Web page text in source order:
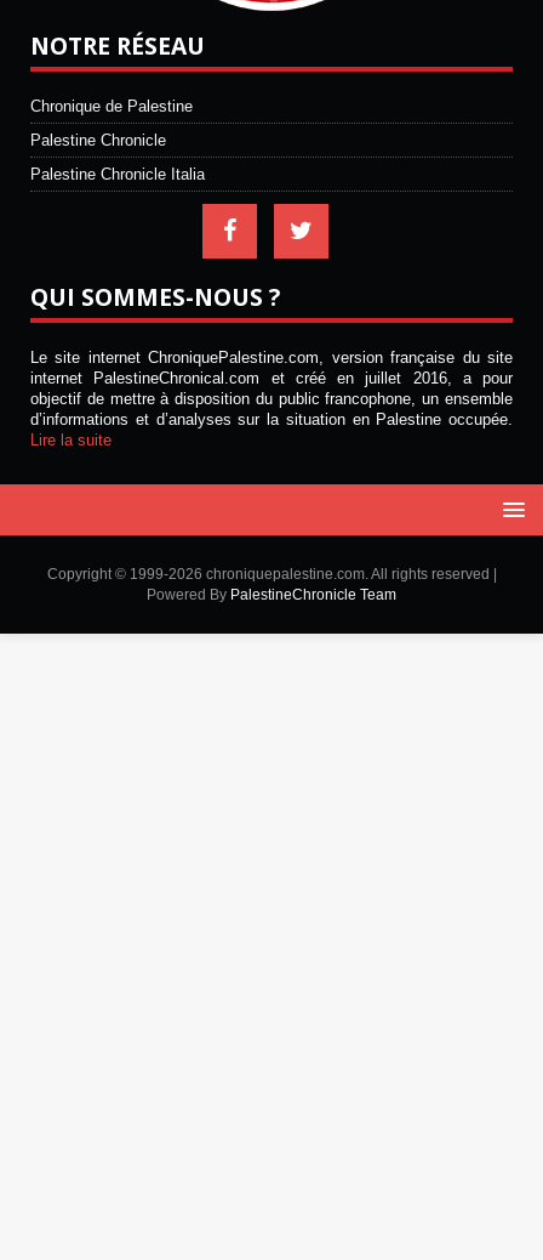
NOTRE RÉSEAU
Chronique de Palestine
Palestine Chronicle
Palestine Chronicle Italia
QUI SOMMES-NOUS ?
Le site internet ChroniquePalestine.com, version française du site
internet PalestineChronical.com et créé en juillet 2016, a pour
objectif de mettre à disposition du public francophone, un ensemble
d’informations et d’analyses sur la situation en Palestine occupée.
Lire la suite
Copyright © 1999-2026 chroniquepalestine.com. All rights reserved |
Powered By PalestineChronicle Team